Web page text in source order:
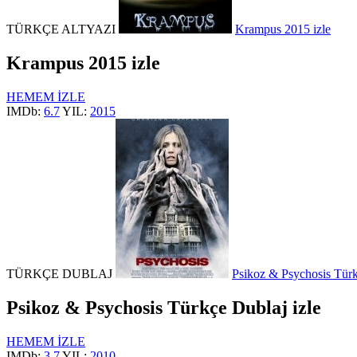
TÜRKÇE ALTYAZI Krampus 2015 izle
Krampus 2015 izle
HEMEM İZLE
IMDb: 6.7YIL: 2015
TÜRKÇE DUBLAJ Psikoz & Psychosis
Psikoz & Psychosis Türkçe Dublaj izle
HEMEM İZLE